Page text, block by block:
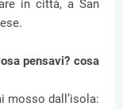
in città, a San
pensavi? cosa
mosso dall’isola: